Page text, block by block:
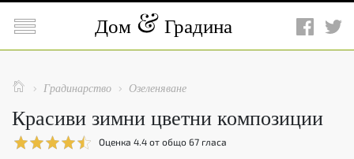
 Дом Градина
  Градинарство  Озеленяване
Красиви зимни цветни композиции
Оценка 4.4 от общо 67 гласа